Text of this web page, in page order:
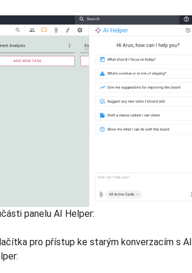
panelu AI Helper:
pro přístup ke starým konverzacím s AI